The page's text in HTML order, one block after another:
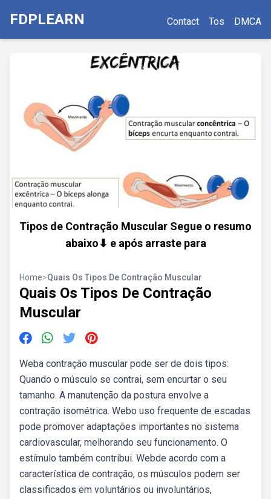
FDPLEARN Contact Tos DMCA
Tipos de Contração Muscular Segue o resumo
abaixo⬇ e após arraste para
Home>Quais Os Tipos De Contração Muscular
Quais Os Tipos De Contração
Muscular
Weba contração muscular pode ser de dois tipos:
Quando o músculo se contrai, sem encurtar o seu
tamanho. A manutenção da postura envolve a
contração isométrica. Webo uso frequente de escadas
pode promover adaptações importantes no sistema
cardiovascular, melhorando seu funcionamento. O
estímulo também contribui. Webde acordo com a
característica de contração, os músculos podem ser
classificados em voluntários ou involuntários,